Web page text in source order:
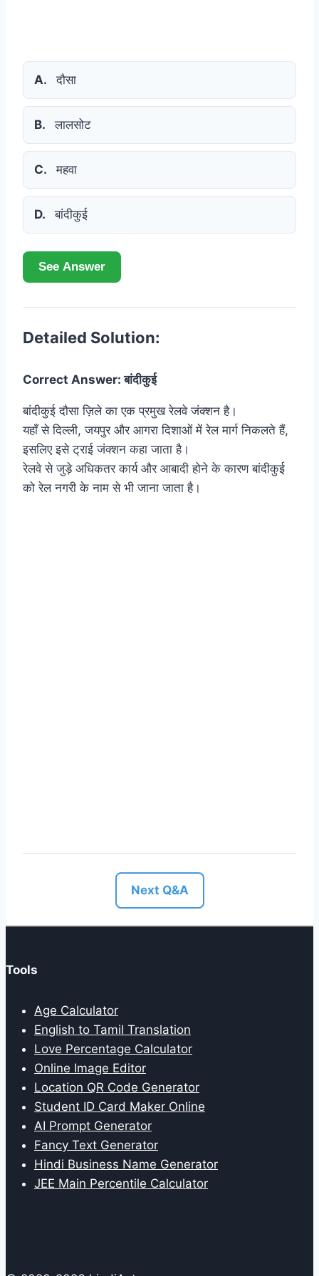
A. दौसा
B. लालसोट
C. महवा
D. बांदीकुई
See Answer
Detailed Solution:
Correct Answer: बांदीकुई
बांदीकुई दौसा ज़िले का एक प्रमुख रेलवे जंक्शन है।
यहाँ से दिल्ली, जयपुर और आगरा दिशाओं में रेल मार्ग निकलते हैं,
इसलिए इसे ट्राई जंक्शन कहा जाता है।
रेलवे से जुड़े अधिकतर कार्य और आबादी होने के कारण बांदीकुई
को रेल नगरी के नाम से भी जाना जाता है।
Next Q&A
Tools
Age Calculator
English to Tamil Translation
Love Percentage Calculator
Online Image Editor
Location QR Code Generator
Student ID Card Maker Online
AI Prompt Generator
Fancy Text Generator
Hindi Business Name Generator
JEE Main Percentile Calculator